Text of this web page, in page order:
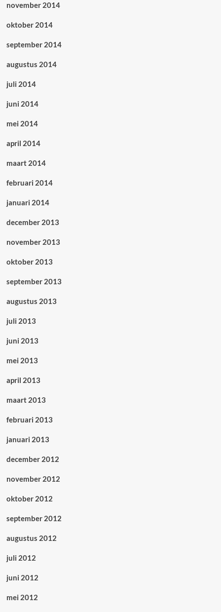
november 2014
oktober 2014
september 2014
augustus 2014
juli 2014
juni 2014
mei 2014
april 2014
maart 2014
februari 2014
januari 2014
december 2013
november 2013
oktober 2013
september 2013
augustus 2013
juli 2013
juni 2013
mei 2013
april 2013
maart 2013
februari 2013
januari 2013
december 2012
november 2012
oktober 2012
september 2012
augustus 2012
juli 2012
juni 2012
mei 2012